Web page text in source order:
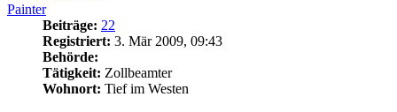
Painter
Beiträge: 22
Registriert: 3. Mär 2009, 09:43
Behörde:
Tätigkeit: Zollbeamter
Wohnort: Tief im Westen